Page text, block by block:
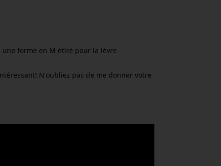
forme en M étiré pour la lèvre
pas de me donner votre